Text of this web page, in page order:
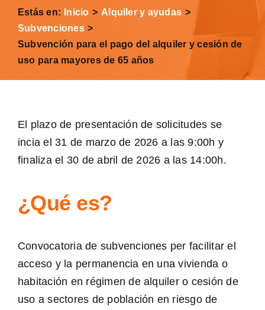
Esp
Estás en: Inicio
Alquiler y ayudas
Subvenciones
Subvención para el pago del alquiler y cesión de
uso para mayores de 65 años
El plazo de presentación de solicitudes se
incia el 31 de marzo de 2026 a las 9:00h y
finaliza el 30 de abril de 2026 a las 14:00h.
¿Qué es?
Convocatoria de subvenciones per facilitar el
acceso y la permanencia en una vivienda o
habitación en régimen de alquiler o cesión de
uso a sectores de población en riesgo de